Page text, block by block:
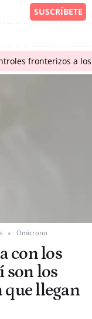
fronterizos a
Omicrono
con los
son los
que llegan